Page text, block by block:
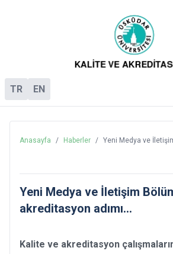
TR EN
Anasayfa / Haberler / Yeni Medya ve
Yeni Medya ve İletişim
akreditasyon adımı…
Kalite ve akreditasyon